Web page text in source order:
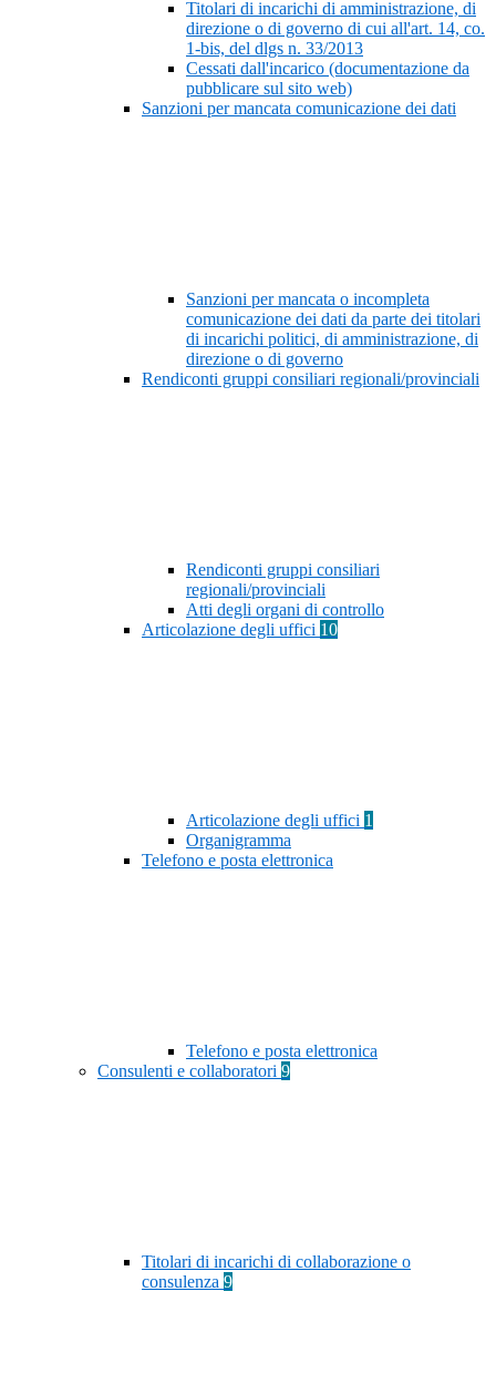
Titolari di incarichi di amministrazione, di
direzione o di governo di cui all'art. 14, co.
1-bis, del dlgs n. 33/2013
Cessati dall'incarico (documentazione da
pubblicare sul sito web)
Sanzioni per mancata comunicazione dei dati
Sanzioni per mancata o incompleta
comunicazione dei dati da parte dei titolari
di incarichi politici, di amministrazione, di
direzione o di governo
Rendiconti gruppi consiliari regionali/provinciali
Rendiconti gruppi consiliari
regionali/provinciali
Atti degli organi di controllo
Articolazione degli uffici 10
Articolazione degli uffici 1
Organigramma
Telefono e posta elettronica
Telefono e posta elettronica
Consulenti e collaboratori 9
Titolari di incarichi di collaborazione o
consulenza 9